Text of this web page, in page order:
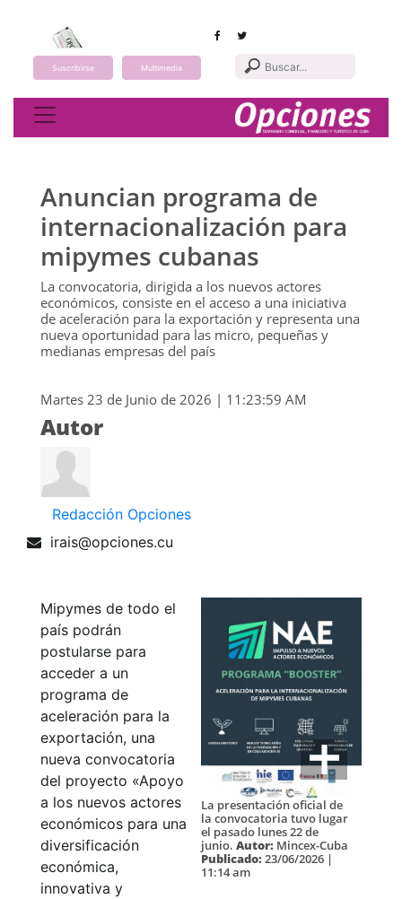
Suscribirse Multimedia
Toggle navigation
Anuncian programa de
internacionalización para
mipymes cubanas
La convocatoria, dirigida a los nuevos actores
económicos, consiste en el acceso a una iniciativa
de aceleración para la exportación y representa una
nueva oportunidad para las micro, pequeñas y
medianas empresas del país
Martes 23 de Junio de 2026 | 11:23:59 AM
Autor
Redacción Opciones
irais@opciones.cu
Ver Más
La presentación oficial de
la convocatoria tuvo lugar
el pasado lunes 22 de
junio. Autor: Mincex-Cuba
Publicado: 23/06/2026 |
11:14 am
Mipymes de todo el
país podrán
postularse para
acceder a un
programa de
aceleración para la
exportación, una
nueva convocatoria
del proyecto «Apoyo
a los nuevos actores
económicos para una
diversificación
económica,
innovativa y